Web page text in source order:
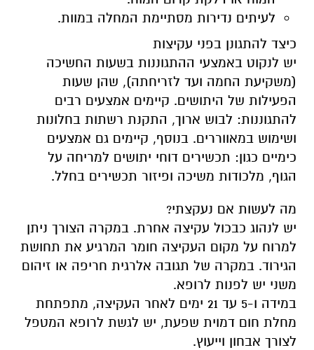
לעיתים נדירות מסתיימת המחלה במוות.
כיצד להתגונן בפני עקיצות
יש לנקוט באמצעי ההתגוננות בשעות החשיכה
(משקיעת החמה ועד לזריחתה), שהן שעות
הפעילות של היתושים. קיימים אמצעים רבים
להתגוננות: לבוש ארוך, התקנת רשתות בחלונות
ושימוש במאווררים. בנוסף, קיימים גם אמצעים
כימיים כגון: תכשירים דוחי יתושים למריחה על
הגוף, מלכודות משיכה ופיזור תכשירים בחלל.
מה לעשות אם נעקצתי?
יש לנהוג כבכול עקיצה אחרת. במקרה הצורך ניתן
למרוח על מקום העקיצה חומר המרגיע את תחושת
הגירוד. במקרה של תגובה אלרגית חריפה או זיהום
משני יש לפנות לרופא.
במידה ו-5 עד 21 ימים לאחר העקיצה, מתפתחת
מחלת חום דמוית שפעת, יש לגשת לרופא המטפל
לצורך אבחון וייעוץ.